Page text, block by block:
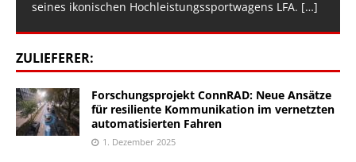
seines ikonischen Hochleistungssportwagens LFA. […]
ZULIEFERER:
Forschungsprojekt ConnRAD: Neue Ansätze
für resiliente Kommunikation im vernetzten
automatisierten Fahren
1. Dezember 2025